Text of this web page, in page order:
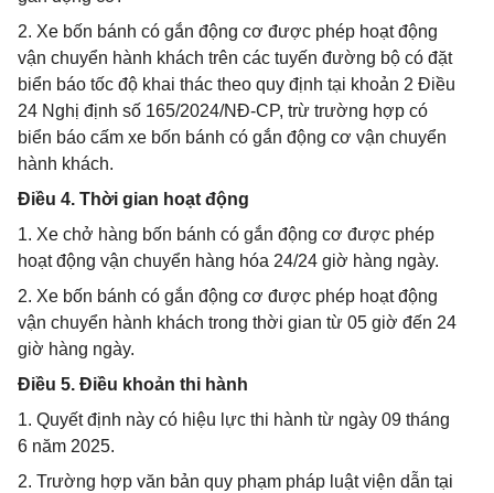
2. Xe bốn bánh có gắn động cơ được phép hoạt động
vận chuyển hành khách trên các tuyến đường bộ có đặt
biển báo tốc độ khai thác theo quy định tại khoản 2 Điều
24 Nghị định số 165/2024/NĐ-CP, trừ trường hợp có
biển báo cấm xe bốn bánh có gắn động cơ vận chuyển
hành khách.
Điều 4. Thời gian hoạt động
1. Xe chở hàng bốn bánh có gắn động cơ được phép
hoạt động vận chuyển hàng hóa 24/24 giờ hàng ngày.
2. Xe bốn bánh có gắn động cơ được phép hoạt động
vận chuyển hành khách trong thời gian từ 05 giờ đến 24
giờ hàng ngày.
Điều 5. Điều khoản thi hành
1. Quyết định này có hiệu lực thi hành từ ngày 09 tháng
6 năm 2025.
2. Trường hợp văn bản quy phạm pháp luật viện dẫn tại